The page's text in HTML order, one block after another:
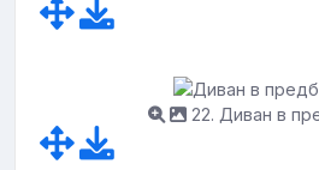
22. Диван в